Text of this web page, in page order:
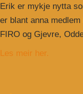
Erik er mykje nytta
er blant anna
FIRO og Gjevre,
Les meir her.